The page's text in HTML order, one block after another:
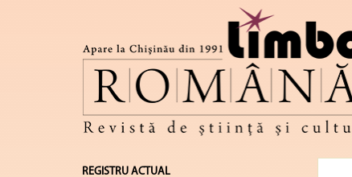
REGISTRU ACTUAL